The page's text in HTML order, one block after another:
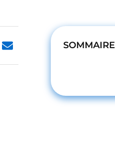
SOMMAIRE
10+
Les muscles